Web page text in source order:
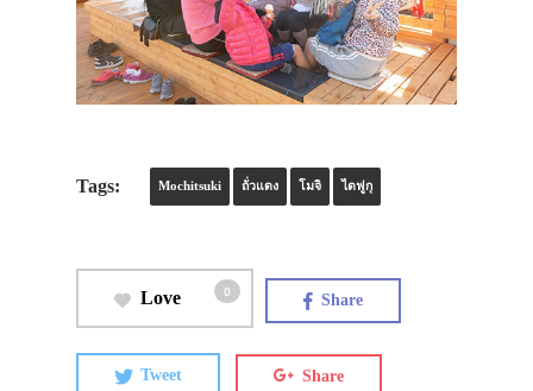
Tags: Mochitsuki ถั่วแดง โมจิ ไดฟูกุ
Love 0 Share
Tweet Share